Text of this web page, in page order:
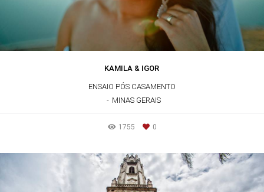
KAMILA & IGOR
ENSAIO PÓS CASAMENTO
MINAS GERAIS
1755 0